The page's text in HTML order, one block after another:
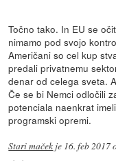
Točno tako. In EU se
nimamo pod svojo
Američani so cel kup
predali privatnemu
denar od celega sveta.
Če se bi Nemci odločili
potenciala naenkrat
programski opremi.
Stari maček je 16. feb 2017